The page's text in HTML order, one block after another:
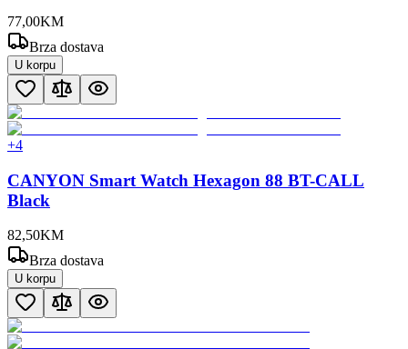
77,00KM
Brza dostava
U korpu
+4
CANYON Smart Watch Hexagon 88 BT-CALL
Black
82,50KM
Brza dostava
U korpu